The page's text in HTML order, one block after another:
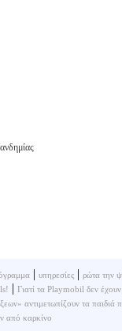
| υπηρεσίες | ρώτα την
| Γιατί τα Playmobil δεν
αντιμετωπίζουν τα παιδιά
από καρκίνο